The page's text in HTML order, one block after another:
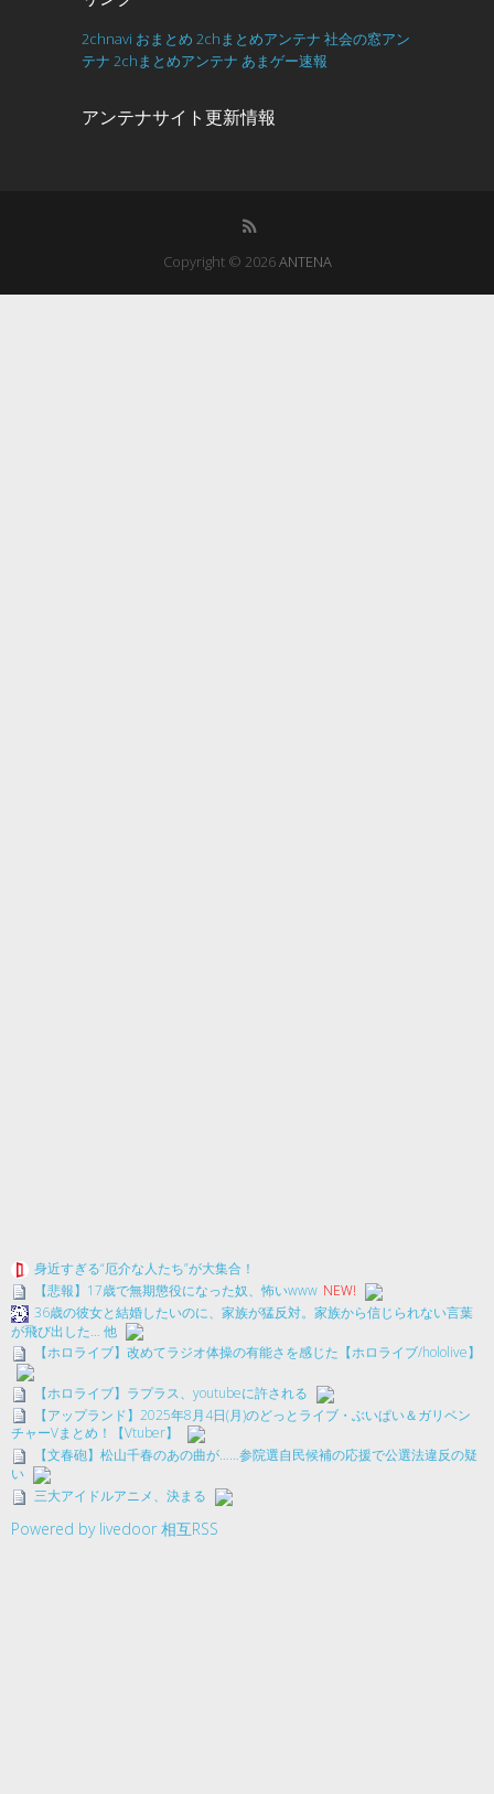
2chnavi おまとめ 2chまとめアンテナ 社会の窓アン
テナ 2chまとめアンテナ あまゲー速報
アンテナサイト更新情報
Copyright © 2026ANTENA
身近すぎる“厄介な人たち”が大集合！
【悲報】17歳で無期懲役になった奴、怖いwww NEW!
36歳の彼女と結婚したいのに、家族が猛反対。家族から信じられない言葉
が飛び出した… 他
【ホロライブ】改めてラジオ体操の有能さを感じた【ホロライブ/hololive】
【ホロライブ】ラプラス、youtubeに許される
【アップランド】2025年8月4日(月)のどっとライブ・ぶいぱい＆ガリベン
チャーVまとめ！【Vtuber】
【文春砲】松山千春のあの曲が……参院選自民候補の応援で公選法違反の疑
い
三大アイドルアニメ、決まる
Powered by livedoor 相互RSS